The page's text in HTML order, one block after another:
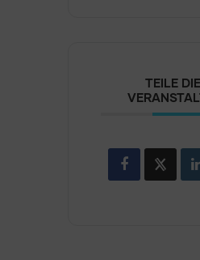
TEILE